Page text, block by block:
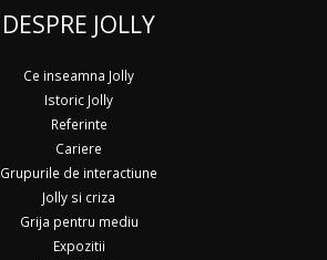
DESPRE JOLLY
Ce inseamna Jolly
Istoric Jolly
Referinte
Cariere
Grupurile de interactiune
Jolly si criza
Grija pentru mediu
Expozitii